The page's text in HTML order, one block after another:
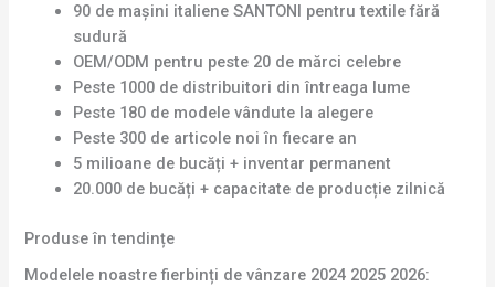
90 de mașini italiene SANTONI pentru textile fără
sudură
OEM/ODM pentru peste 20 de mărci celebre
Peste 1000 de distribuitori din întreaga lume
Peste 180 de modele vândute la alegere
Peste 300 de articole noi în fiecare an
5 milioane de bucăți + inventar permanent
20.000 de bucăți + capacitate de producție zilnică
Produse în tendințe
Modelele noastre fierbinți de vânzare 2024 2025 2026: